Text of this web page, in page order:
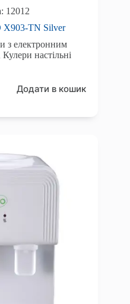
12012
X903-TN Silver
з електронним
Кулери настільні
Додати в кошик